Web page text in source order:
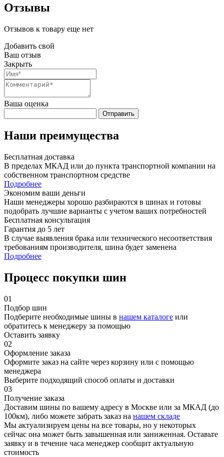
Отзывы
Отзывов к товару еще нет
Добавить свой
Ваш отзыв
Закрыть
Ваша оценка
Отправить
Наши преимущества
Бесплатная доставка
В пределах МКАД или до пункта транспортной компании на
собственном транспортном средстве
Подробнее
Экономим ваши деньги
Наши менеджеры хорошо разбираются в шинах и готовы
подобрать лучшие варианты с учетом ваших потребностей
Бесплатная консультация
Гарантия до 5 лет
В случае выявления брака или технического несоответствия
требованиям производителя, шина будет заменена
Подробнее
Процесс покупки шин
01
Подбор шин
Подберите необходимые шины в нашем каталоге или
обратитесь к менеджеру за помощью
Оставить заявку
02
Оформление заказа
Оформите заказ на сайте через корзину или с помощью
менеджера
Выберите подходящий способ оплаты и доставки
03
Получение заказа
Доставим шины по вашему адресу в Москве или за МКАД (до
100км), либо можете забрать заказ на нашем складе
Мы актуализируем цены на все товары, но у некоторых
сейчас она может быть завышенная или заниженная. Оставьте
заявку и в течение часа менеджер сообщит актуальную
стоимость